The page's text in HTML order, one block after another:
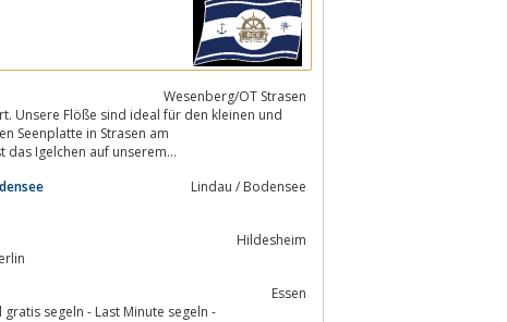
Wesenberg/OT Strasen
Unsere Flöße sind ideal für den kleinen und
Seenplatte in Strasen am
Igelchen auf unserem...
Lindau / Bodensee
Hildesheim
Berlin
Essen
segeln - Last Minute segeln -